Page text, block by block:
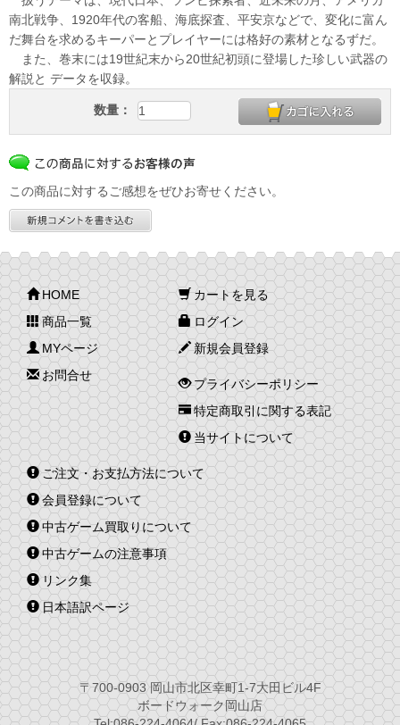
南北戦争、1920年代の客船、海底探査、平安京などで、変化に富ん
だ舞台を求めるキーパーとプレイヤーには格好の素材となるずだ。
また、巻末には19世紀末から20世紀初頭に登場した珍しい武器の
解説と データを収録。
数量：
この商品に対するご感想をぜひお寄せください。
HOME
商品一覧
MYページ
お問合せ
カートを見る
ログイン
新規会員登録
プライバシーポリシー
特定商取引に関する表記
当サイトについて
ご注文・お支払方法について
会員登録について
中古ゲーム買取りについて
中古ゲームの注意事項
リンク集
日本語訳ページ
〒700-0903 岡山市北区幸町1-7大田ビル4F
ボードウォーク岡山店